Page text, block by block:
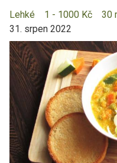
Lehké 1 - 1000 Kč
30
31. srpen 2022